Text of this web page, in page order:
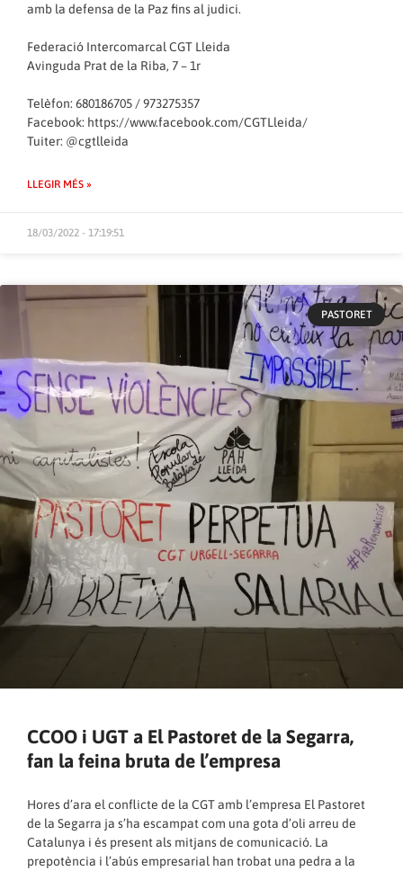
amb la defensa de la Paz fins al judici.
Federació Intercomarcal CGT Lleida
Avinguda Prat de la Riba, 7 – 1r
Telèfon: 680186705 / 973275357
Facebook: https://www.facebook.com/CGTLleida/
Tuiter: @cgtlleida
LLEGIR MÉS »
18/03/2022 - 17:19:51
PASTORET
CCOO i UGT a El Pastoret de la Segarra,
fan la feina bruta de l’empresa
Hores d’ara el conflicte de la CGT amb l’empresa El Pastoret
de la Segarra ja s’ha escampat com una gota d’oli arreu de
Catalunya i és present als mitjans de comunicació. La
prepotència i l’abús empresarial han trobat una pedra a la